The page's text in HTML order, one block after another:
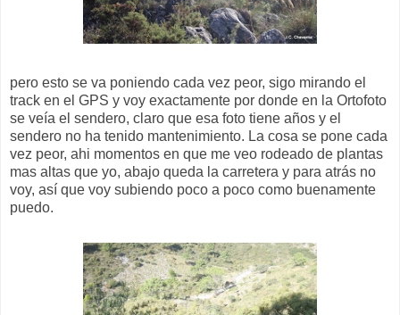
pero esto se va poniendo cada vez peor, sigo mirando el
track en el GPS y voy exactamente por donde en la Ortofoto
se veía el sendero, claro que esa foto tiene años y el
sendero no ha tenido mantenimiento. La cosa se pone cada
vez peor, ahi momentos en que me veo rodeado de plantas
mas altas que yo, abajo queda la carretera y para atrás no
voy, así que voy subiendo poco a poco como buenamente
puedo.